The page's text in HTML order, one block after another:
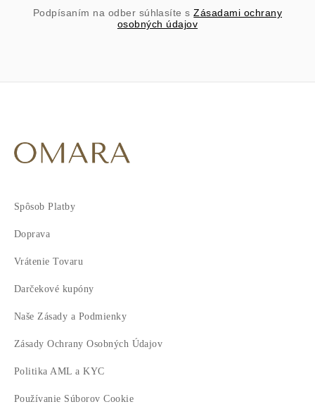
Podpísaním na odber súhlasíte sZásadami ochrany
osobných údajov
Spôsob Platby
Doprava
Vrátenie Tovaru
Darčekové kupóny
Naše Zásady a Podmienky
Zásady Ochrany Osobných Údajov
Politika AML a KYC
Používanie Súborov Cookie